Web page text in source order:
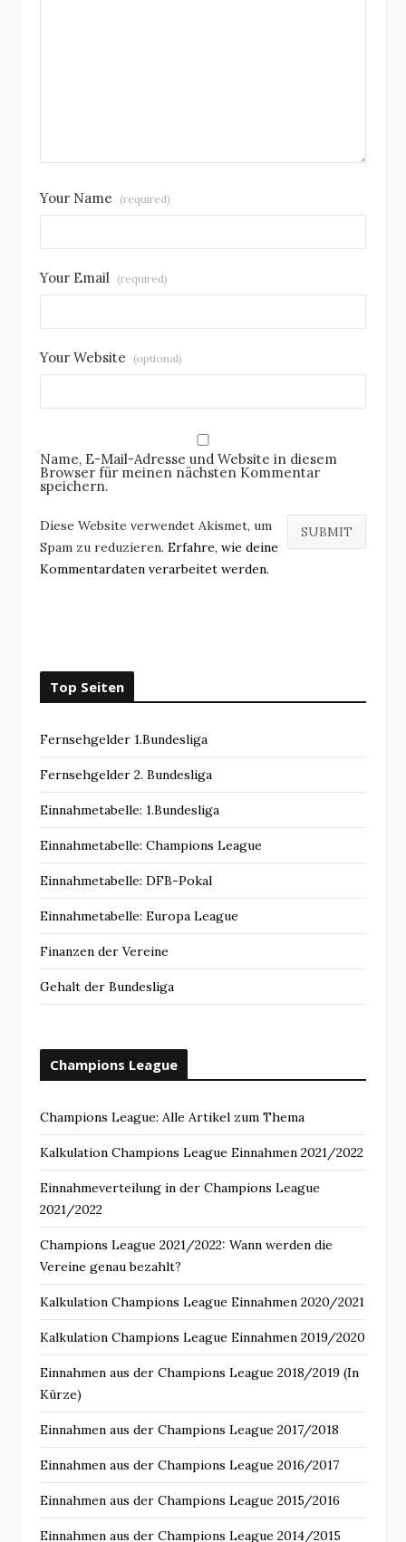
Your Name (required)
Your Email (required)
Your Website (optional)
Name, E-Mail-Adresse und Website in diesem
Browser für meinen nächsten Kommentar
speichern.
Diese Website verwendet Akismet, um
Spam zu reduzieren. Erfahre, wie deine
Kommentardaten verarbeitet werden.
Top Seiten
Fernsehgelder 1.Bundesliga
Fernsehgelder 2. Bundesliga
Einnahmetabelle: 1.Bundesliga
Einnahmetabelle: Champions League
Einnahmetabelle: DFB-Pokal
Einnahmetabelle: Europa League
Finanzen der Vereine
Gehalt der Bundesliga
Champions League
Champions League: Alle Artikel zum Thema
Kalkulation Champions League Einnahmen 2021/2022
Einnahmeverteilung in der Champions League
2021/2022
Champions League 2021/2022: Wann werden die
Vereine genau bezahlt?
Kalkulation Champions League Einnahmen 2020/2021
Kalkulation Champions League Einnahmen 2019/2020
Einnahmen aus der Champions League 2018/2019 (In
Kürze)
Einnahmen aus der Champions League 2017/2018
Einnahmen aus der Champions League 2016/2017
Einnahmen aus der Champions League 2015/2016
Einnahmen aus der Champions League 2014/2015